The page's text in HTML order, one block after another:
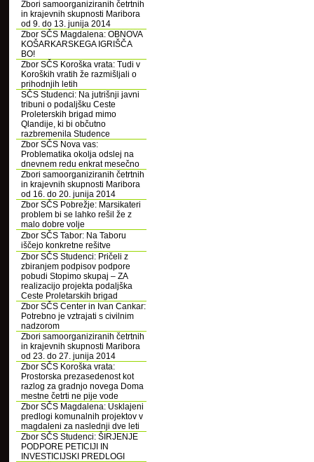
Zbori samoorganiziranih četrtnih
in krajevnih skupnosti Maribora
od 9. do 13. junija 2014
Zbor SČS Magdalena: OBNOVA
KOŠARKARSKEGA IGRIŠČA
BO!
Zbor SČS Koroška vrata: Tudi v
Koroških vratih že razmišljali o
prihodnjih letih
SČS Studenci: Na jutrišnji javni
tribuni o podaljšku Ceste
Proleterskih brigad mimo
Qlandije, ki bi občutno
razbremenila Studence
Zbor SČS Nova vas:
Problematika okolja odslej na
dnevnem redu enkrat mesečno
Zbori samoorganiziranih četrtnih
in krajevnih skupnosti Maribora
od 16. do 20. junija 2014
Zbor SČS Pobrežje: Marsikateri
problem bi se lahko rešil že z
malo dobre volje
Zbor SČS Tabor: Na Taboru
iščejo konkretne rešitve
Zbor SČS Studenci: Pričeli z
zbiranjem podpisov podpore
pobudi Stopimo skupaj – ZA
realizacijo projekta podaljška
Ceste Proletarskih brigad
Zbor SČS Center in Ivan Cankar:
Potrebno je vztrajati s civilnim
nadzorom
Zbori samoorganiziranih četrtnih
in krajevnih skupnosti Maribora
od 23. do 27. junija 2014
Zbor SČS Koroška vrata:
Prostorska prezasedenost kot
razlog za gradnjo novega Doma
mestne četrti ne pije vode
Zbor SČS Magdalena: Usklajeni
predlogi komunalnih projektov v
magdaleni za naslednji dve leti
Zbor SČS Studenci: ŠIRJENJE
PODPORE PETICIJI IN
INVESTICIJSKI PREDLOGI